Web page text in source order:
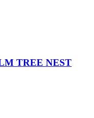
TREE NEST